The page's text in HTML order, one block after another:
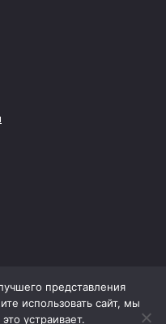
представления
использовать сайт, мы
устраивает.